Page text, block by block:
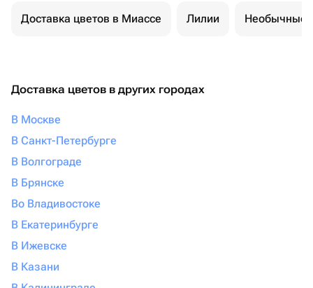
Доставка цветов в Миассе Лилии Необычные
Доставка цветов в других городах
В Москве
В Санкт-Петербурге
В Волгограде
В Брянске
Во Владивостоке
В Екатеринбурге
В Ижевске
В Казани